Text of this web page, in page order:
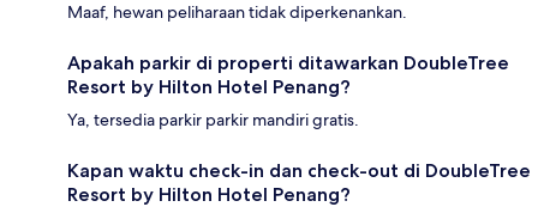
Maaf, hewan peliharaan tidak diperkenankan.
Apakah parkir di properti ditawarkan DoubleTree
Resort by Hilton Hotel Penang?
Ya, tersedia parkir parkir mandiri gratis.
Kapan waktu check-in dan check-out di DoubleTree
Resort by Hilton Hotel Penang?